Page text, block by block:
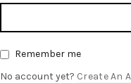
Remember me
No account yet? Create An